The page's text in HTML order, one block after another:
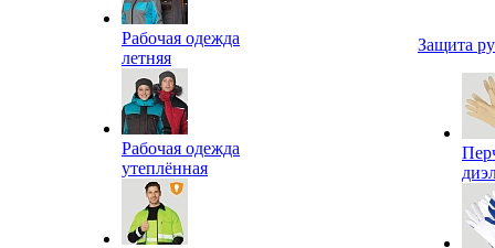
Рабочая одежда
летняя
Рабочая одежда
утеплённая
Защита